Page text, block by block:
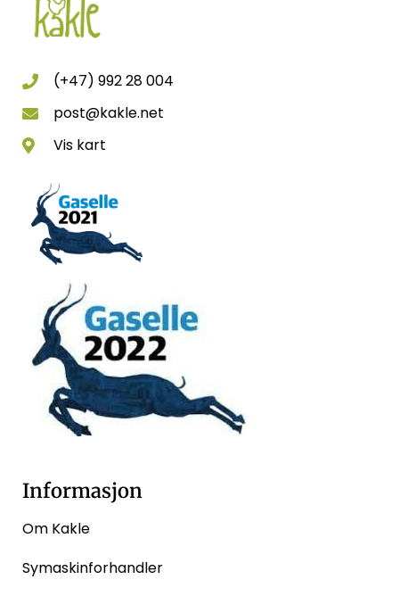
(+47) 992 28 004
post@kakle.net
Vis kart
Informasjon
Om Kakle
Symaskinforhandler